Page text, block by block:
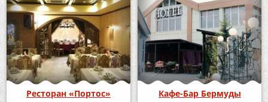
Ресторан «Портос» Кафе-Бар Бермуды